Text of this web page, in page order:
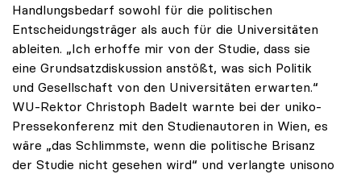
Handlungsbedarf sowohl für die politischen
Entscheidungsträger als auch für die Universitäten
ableiten. „Ich erhoffe mir von der Studie, dass sie
eine Grundsatzdiskussion anstößt, was sich Politik
und Gesellschaft von den Universitäten erwarten.“
WU-Rektor Christoph Badelt warnte bei der uniko-
Pressekonferenz mit den Studienautoren in Wien, es
wäre „das Schlimmste, wenn die politische Brisanz
der Studie nicht gesehen wird“ und verlangte unisono